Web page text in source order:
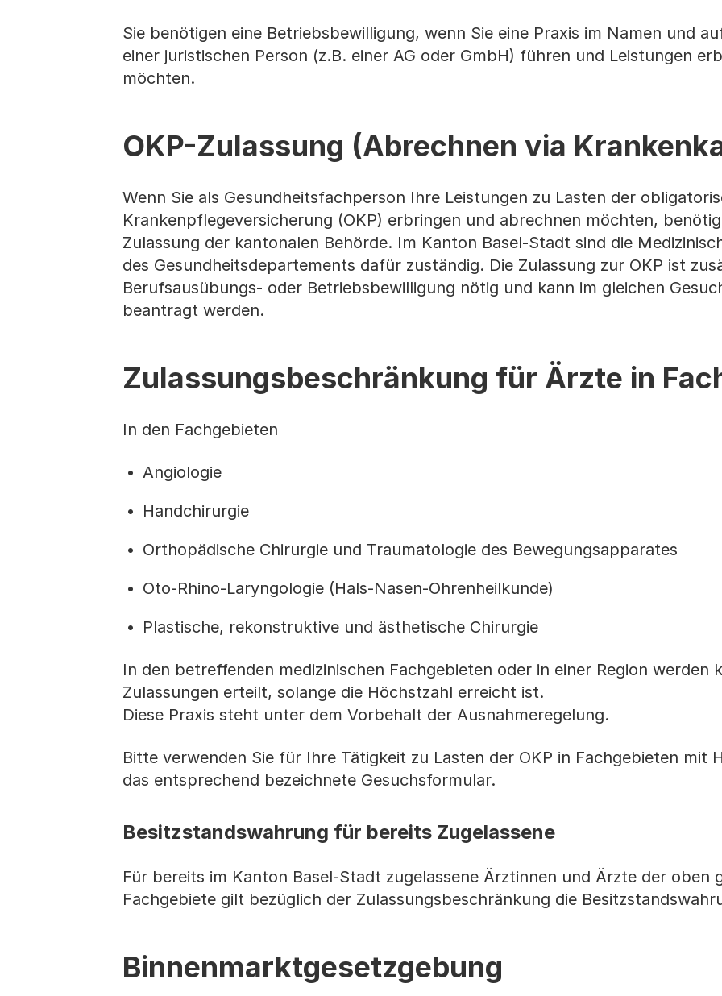
Sie benötigen eine Betriebsbewilligung, wenn Sie eine Praxis im Namen und
einer juristischen Person (z.B. einer AG oder GmbH) führen und Leistungen
möchten.
OKP-Zulassung (Abrechnen via
Wenn Sie als Gesundheitsfachperson Ihre Leistungen zu Lasten der
Krankenpflegeversicherung (OKP) erbringen und abrechnen möchten,
Zulassung der kantonalen Behörde. Im Kanton Basel-Stadt sind die
des Gesundheitsdepartements dafür zuständig. Die Zulassung zur OKP ist
Berufsausübungs- oder Betriebsbewilligung nötig und kann im gleichen
beantragt werden.
Zulassungsbeschränkung für Ärzte in
In den Fachgebieten
Angiologie
Handchirurgie
Orthopädische Chirurgie und Traumatologie des Bewegungsapparates
Oto-Rhino-Laryngologie (Hals-Nasen-Ohrenheilkunde)
Plastische, rekonstruktive und ästhetische Chirurgie
In den betreffenden medizinischen Fachgebieten oder in einer Region werden
Zulassungen erteilt, solange die Höchstzahl erreicht ist.
Diese Praxis steht unter dem Vorbehalt der Ausnahmeregelung.
Bitte verwenden Sie für Ihre Tätigkeit zu Lasten der OKP in Fachgebieten mit
das entsprechend bezeichnete Gesuchsformular.
Besitzstandswahrung für bereits Zugelassene
Für bereits im Kanton Basel-Stadt zugelassene Ärztinnen und Ärzte der oben
Fachgebiete gilt bezüglich der Zulassungsbeschränkung die
Binnenmarktgesetzgebung